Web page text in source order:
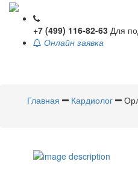
+7 (499) 116-82-63 Для
Онлайн заявка
Главная
Кардиолог